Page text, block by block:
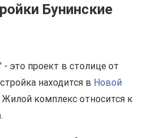
Бунинские
это проект в столице от
находится в Новой
Жилой комплекс относится к
.